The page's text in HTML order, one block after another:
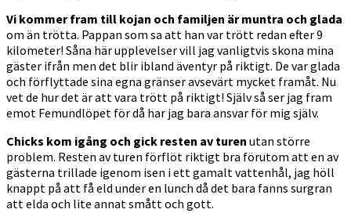
Vi kommer fram till kojan och familjen är muntra och glada
om än trötta. Pappan som sa att han var trött redan efter 9
kilometer! Såna här upplevelser vill jag vanligtvis skona mina
gäster ifrån men det blir ibland äventyr på riktigt. De var glada
och förflyttade sina egna gränser avsevärt mycket framåt. Nu
vet de hur det är att vara trött på riktigt! Själv så ser jag fram
emot Femundlöpet för då har jag bara ansvar för mig själv.
Chicks kom igång och gick resten av turen utan större
problem. Resten av turen förflöt riktigt bra förutom att en av
gästerna trillade igenom isen i ett gamalt vattenhål, jag höll
knappt på att få eld under en lunch då det bara fanns surgran
att elda och lite annat smått och gott.